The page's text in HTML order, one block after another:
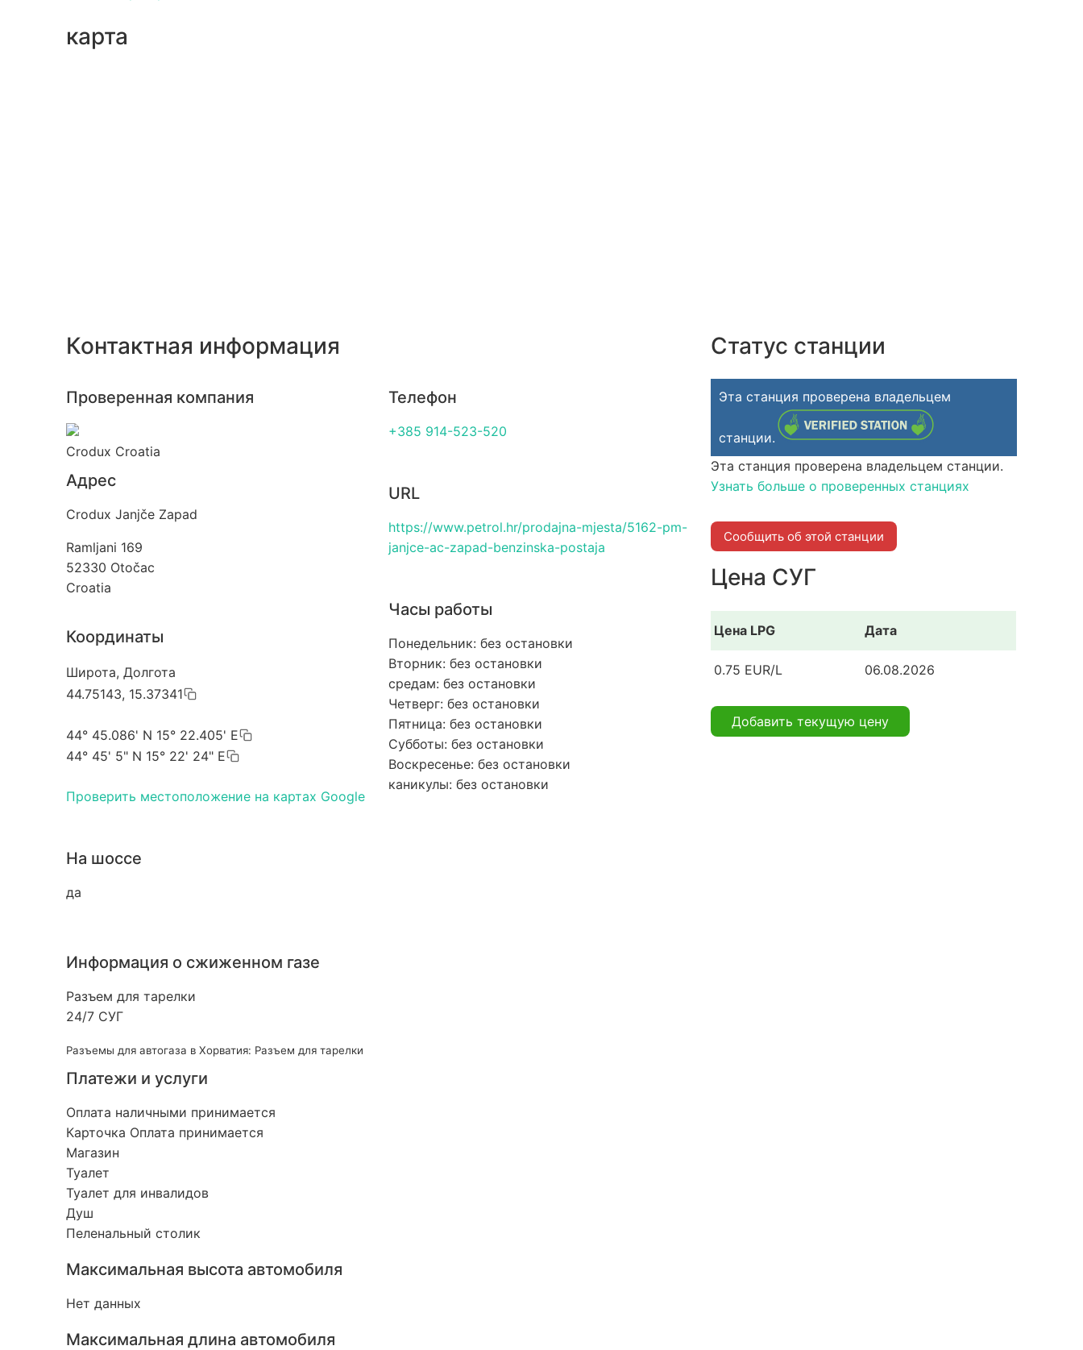
карта
Контактная информация
Проверенная компания
Crodux Croatia
Адрес
Crodux Janjče Zapad
Ramljani 169
52330 Otočac
Croatia
Координаты
Широта, Долгота
44.75143, 15.37341
44° 45.086' N 15° 22.405' E
44° 45' 5" N 15° 22' 24" E
Проверить местоположение на картах Google
На шоссе
да
Телефон
+385 914-523-520
URL
https://www.petrol.hr/prodajna-mjesta/5162-pm-
janjce-ac-zapad-benzinska-postaja
Часы работы
Понедельник: без остановки
Вторник: без остановки
средам: без остановки
Четверг: без остановки
Пятница: без остановки
Субботы: без остановки
Воскресенье: без остановки
каникулы: без остановки
Информация о сжиженном газе
Разъем для тарелки
24/7 СУГ
Разъемы для автогаза в Хорватия: Разъем для тарелки
Платежи и услуги
Оплата наличными принимается
Карточка Оплата принимается
Магазин
Туалет
Туалет для инвалидов
Душ
Пеленальный столик
Максимальная высота автомобиля
Нет данных
Максимальная длина автомобиля
Статус станции
Эта станция проверена владельцем
станции.
Эта станция проверена владельцем станции.
Узнать больше о проверенных станциях
Сообщить об этой станции
Цена СУГ
Цена LPG Дата
0.75 EUR/L 06.08.2026
Добавить текущую цену